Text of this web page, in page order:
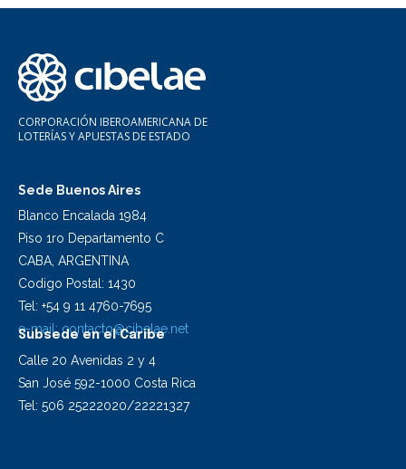
CORPORACIÓN IBEROAMERICANA DE
LOTERÍAS Y APUESTAS DE ESTADO
Sede Buenos Aires
Blanco Encalada 1984
Piso 1ro Departamento C
CABA, ARGENTINA
Codigo Postal: 1430
Tel: +54 9 11 4760-7695
e-mail: contacto@cibelae.net
Subsede en el Caribe
Calle 20 Avenidas 2 y 4
San José 592-1000 Costa Rica
Tel: 506 25222020/22221327